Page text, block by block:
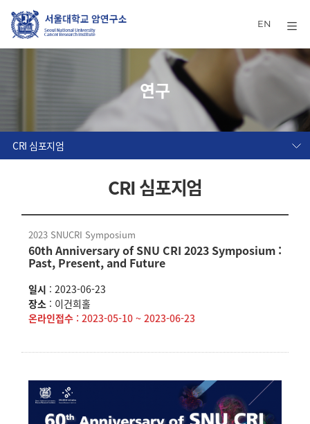
EN
연구
CRI 심포지엄
CRI 심포지엄
2023 SNUCRI Symposium
60th Anniversary of SNU CRI 2023 Symposium :
Past, Present, and Future
일시 : 2023-06-23
장소 : 이건희홀
온라인접수 : 2023-05-10 ~ 2023-06-23